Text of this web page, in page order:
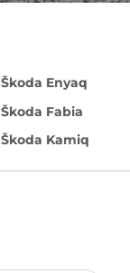
Škoda Enyaq
Škoda Fabia
Škoda Kamiq